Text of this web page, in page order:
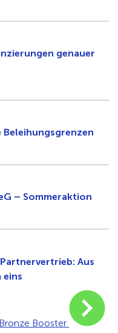
genauer
– Sommeraktion
Partnervertrieb: Aus
eins
Booster